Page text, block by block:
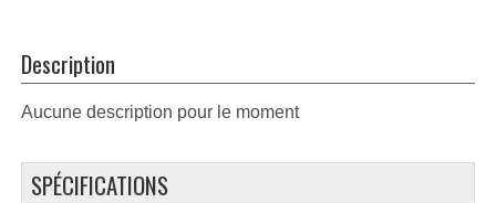
Description
Aucune description pour le moment
SPÉCIFICATIONS